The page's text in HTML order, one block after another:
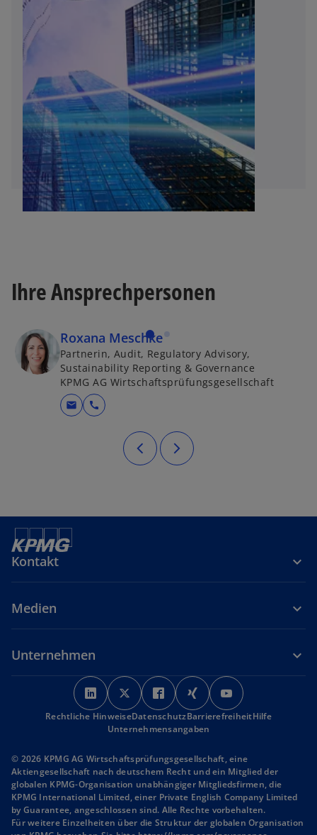
Ihre Ansprechpersonen
Roxana Meschke
Partnerin, Audit, Regulatory Advisory,
Sustainability Reporting & Governance
KPMG AG Wirtschaftsprüfungsgesellschaft
mail call
Kontakt
Medien
Unternehmen
w
i
r
d
n
e
i
n
w
i
r
d
n
e
i
n
w
i
r
d
n
e
i
n
w
i
r
i
n
e
i
n
i
r
n
e
i
n
Rechtliche HinweiseDatenschutzBarrierefreiheitHilfe
Unternehmensangaben
© 2026 KPMG AG Wirtschaftsprüfungsgesellschaft, eine
Aktiengesellschaft nach deutschem Recht und ein Mitglied der
globalen KPMG-Organisation unabhängiger Mitgliedsfirmen, die
KPMG International Limited, einer Private English Company Limited
by Guarantee, angeschlossen sind. Alle Rechte vorbehalten.
Für weitere Einzelheiten über die Struktur der globalen Organisation